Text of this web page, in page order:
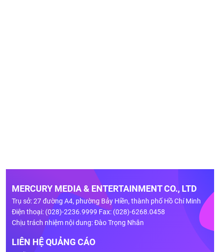
MERCURY MEDIA & ENTERTAINMENT CO., LTD
Trụ sở: 27 đường A4, phường Bảy Hiền, thành phố Hồ Chí Minh
Điện thoại: (028)-2236.9999 Fax: (028)-6268.0458
Chịu trách nhiệm nội dung: Đào Trọng Nhân
LIÊN HỆ QUẢNG CÁO